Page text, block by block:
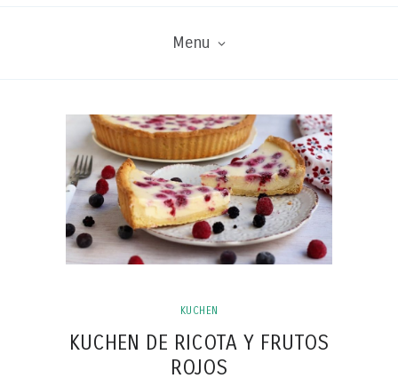
Menu
KUCHEN
KUCHEN DE RICOTA Y FRUTOS
ROJOS